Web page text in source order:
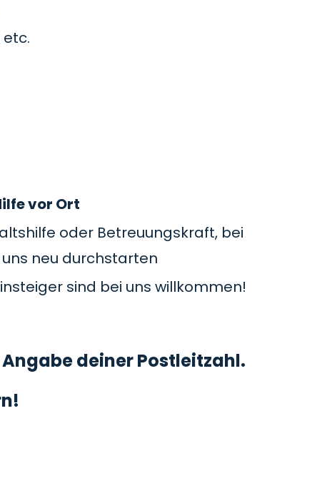
vor Ort
oder Betreuungskraft, bei
neu durchstarten
sind bei uns willkommen!
deiner Postleitzahl.